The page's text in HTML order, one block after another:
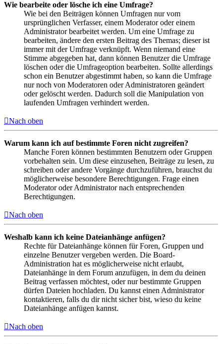
Wie bearbeite oder lösche ich eine Umfrage?
Wie bei den Beiträgen können Umfragen nur vom
ursprünglichen Verfasser, einem Moderator oder einem
Administrator bearbeitet werden. Um eine Umfrage zu
bearbeiten, ändere den ersten Beitrag des Themas; dieser ist
immer mit der Umfrage verknüpft. Wenn niemand eine
Stimme abgegeben hat, dann können Benutzer die Umfrage
löschen oder die Umfrageoption bearbeiten. Sollte allerdings
schon ein Benutzer abgestimmt haben, so kann die Umfrage
nur noch von Moderatoren oder Administratoren geändert
oder gelöscht werden. Dadurch soll die Manipulation von
laufenden Umfragen verhindert werden.
Nach oben
Warum kann ich auf bestimmte Foren nicht zugreifen?
Manche Foren können bestimmten Benutzern oder Gruppen
vorbehalten sein. Um diese einzusehen, Beiträge zu lesen, zu
schreiben oder andere Vorgänge durchzuführen, brauchst du
möglicherweise besondere Berechtigungen. Frage einen
Moderator oder Administrator nach entsprechenden
Berechtigungen.
Nach oben
Weshalb kann ich keine Dateianhänge anfügen?
Rechte für Dateianhänge können für Foren, Gruppen und
einzelne Benutzer vergeben werden. Die Board-
Administration hat es möglicherweise nicht erlaubt,
Dateianhänge in dem Forum anzufügen, in dem du deinen
Beitrag verfassen möchtest, oder nur bestimmte Gruppen
dürfen Dateien hochladen. Du kannst einen Administrator
kontaktieren, falls du dir nicht sicher bist, wieso du keine
Dateianhänge anfügen kannst.
Nach oben